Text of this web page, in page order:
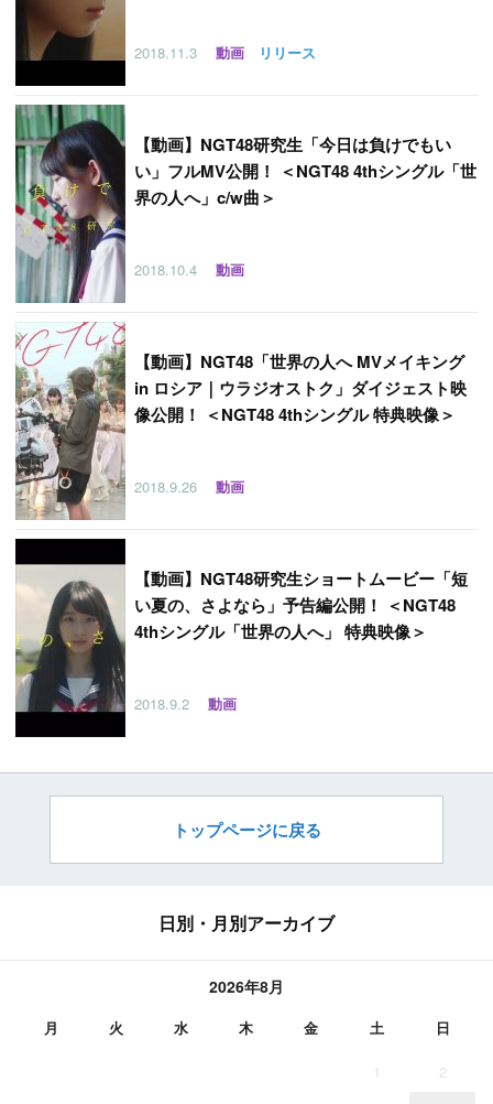
2018.11.3 動画 リリース
【動画】NGT48研究生「今日は負けでもい
い」フルMV公開！ ＜NGT48 4thシングル「世
界の人へ」c/w曲＞
2018.10.4 動画
【動画】NGT48「世界の人へ MVメイキング
in ロシア｜ウラジオストク」ダイジェスト映
像公開！ ＜NGT48 4thシングル 特典映像＞
2018.9.26 動画
【動画】NGT48研究生ショートムービー「短
い夏の、さよなら」予告編公開！ ＜NGT48
4thシングル「世界の人へ」 特典映像＞
2018.9.2 動画
トップページに戻る
日別・月別アーカイブ
2026年8月
月 火 水 木 金 土 日
1
2